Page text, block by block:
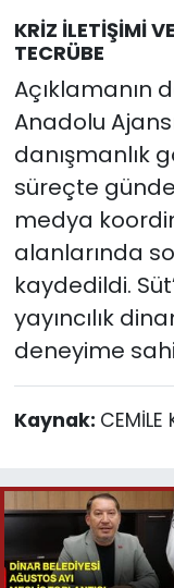
KRİZ İLETİŞİMİ
TECRÜBE
Açıklamanın
Anadolu
danışmanlık
süreçte
medya
alanlarında
kaydedildi.
yayıncılık
deneyime
Kaynak: CEMİLE